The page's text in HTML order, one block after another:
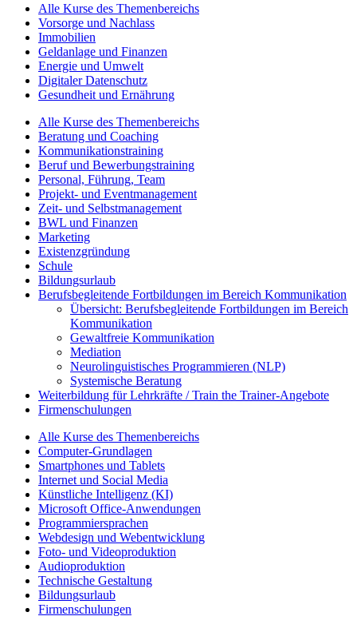
Alle Kurse des Themenbereichs
Vorsorge und Nachlass
Immobilien
Geldanlage und Finanzen
Energie und Umwelt
Digitaler Datenschutz
Gesundheit und Ernährung
Alle Kurse des Themenbereichs
Beratung und Coaching
Kommunikationstraining
Beruf und Bewerbungstraining
Personal, Führung, Team
Projekt- und Eventmanagement
Zeit- und Selbstmanagement
BWL und Finanzen
Marketing
Existenzgründung
Schule
Bildungsurlaub
Berufsbegleitende Fortbildungen im Bereich Kommunikation
Übersicht: Berufsbegleitende Fortbildungen im Bereich
Kommunikation
Gewaltfreie Kommunikation
Mediation
Neurolinguistisches Programmieren (NLP)
Systemische Beratung
Weiterbildung für Lehrkräfte / Train the Trainer-Angebote
Firmenschulungen
Alle Kurse des Themenbereichs
Computer-Grundlagen
Smartphones und Tablets
Internet und Social Media
Künstliche Intelligenz (KI)
Microsoft Office-Anwendungen
Programmiersprachen
Webdesign und Webentwicklung
Foto- und Videoproduktion
Audioproduktion
Technische Gestaltung
Bildungsurlaub
Firmenschulungen